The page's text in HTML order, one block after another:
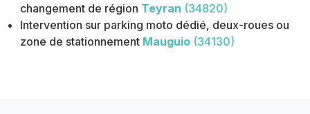
changement de région Teyran (34820)
Intervention sur parking moto dédié, deux-roues ou
zone de stationnement Mauguio (34130)